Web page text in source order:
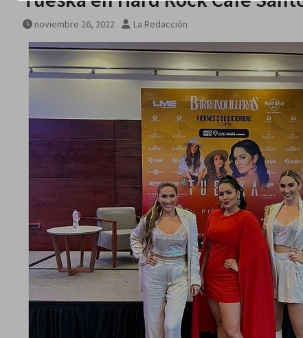
noviembre 26, 2022 La Redacción